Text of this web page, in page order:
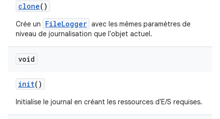
clone()
Crée un FileLogger avec les mêmes paramètres de
niveau de journalisation que l'objet actuel.
void
init()
Initialise le journal en créant les ressources d'E/S requises.